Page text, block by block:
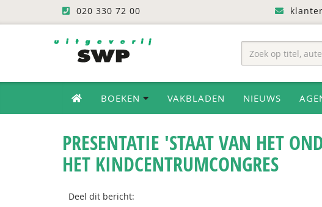
020 330 72 00
BOEKEN VAKBLADEN NIEUWS
PRESENTATIE 'STAAT VAN HET
HET KINDCENTRUMCONGRES
Deel dit bericht: